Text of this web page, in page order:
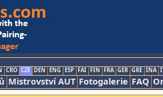
CRO CZE DEN ENG ESP FAI FIN FRA GER GRE INA
Mistrovství AUT Fotogalerie FAQ